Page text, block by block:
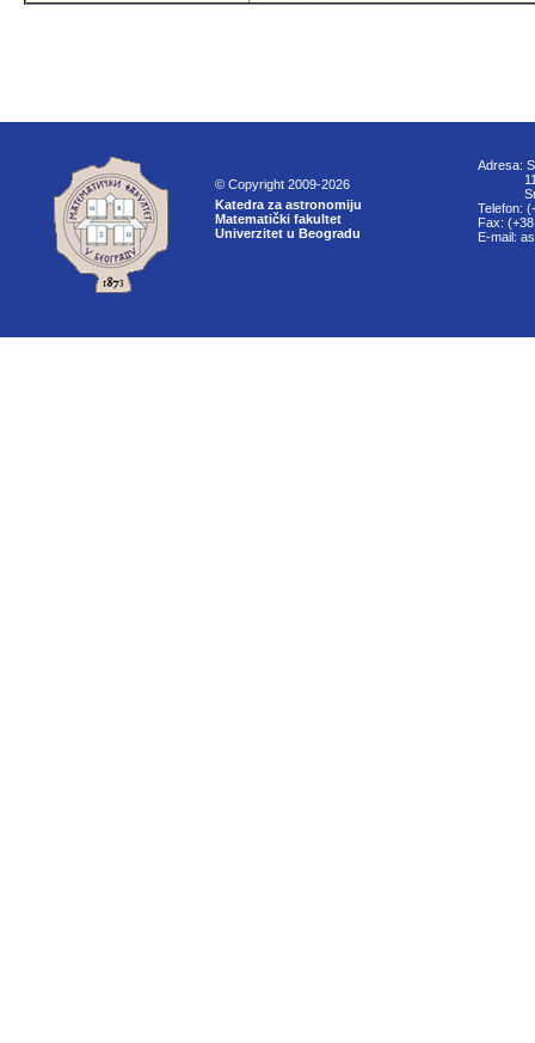
© Copyright 2009-2026
Katedra za astronomiju
Matematički fakultet
Univerzitet u Beogradu
Adresa:
Telefon:
Fax:
E-mail: